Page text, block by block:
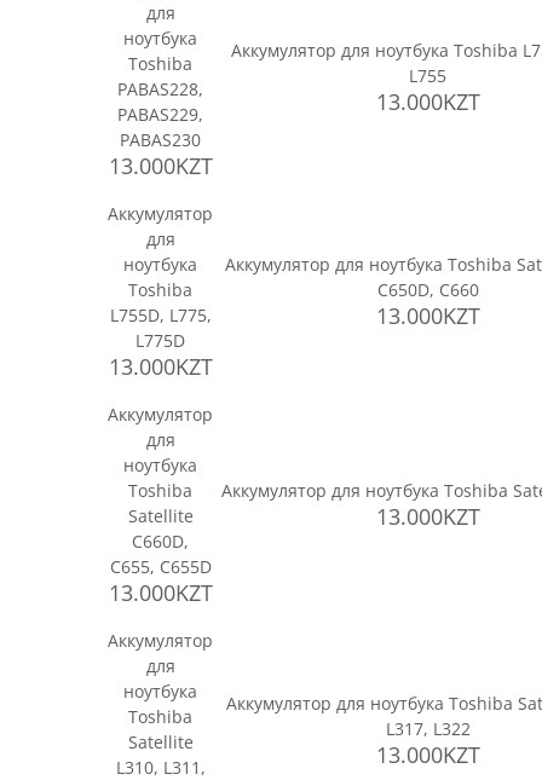
для
ноутбука
Toshiba
PABAS228,
PABAS229,
PABAS230
13.000KZT
Аккумулятор для ноутбука Toshiba
L755
13.000KZT
Аккумулятор
для
ноутбука
Toshiba
L755D, L775,
L775D
13.000KZT
Аккумулятор для ноутбука Toshiba
C650D, C660
13.000KZT
Аккумулятор
для
ноутбука
Toshiba
Satellite
C660D,
C655, C655D
13.000KZT
Аккумулятор для ноутбука Toshiba
13.000KZT
Аккумулятор
для
ноутбука
Toshiba
Satellite
L310, L311,
Аккумулятор для ноутбука Toshiba
L317, L322
13.000KZT